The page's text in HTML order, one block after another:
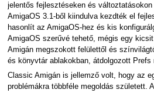
jelentős fejlesztéseken és
AmigaOS 3.1-ből kiindulva kezdték el
hasonlít az AmigaOS-hez és kis
AmigaOS szerűvé tehető, mégis egy
Amigán megszokott felülettől és
és könyvtár ablakokban, átdolgozott Prefs
Classic Amigán is jellemző volt, hogy az
problémákra többféle megoldás született.